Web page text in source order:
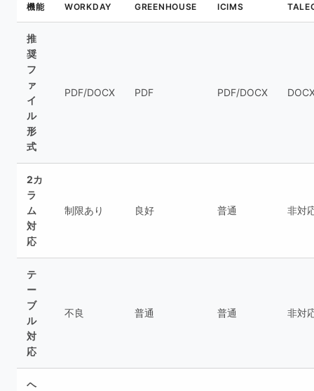
機能 WORKDAY GREENHOUSE ICIMS
推
奨
フ
ァ
イ
ル
形
式
PDF/DOCX PDF PDF/DOCX
2カ
ラ
ム
対
応
制限あり 良好 普通 非対
テ
ー
ブ
ル
対
応
不良 普通 普通 非対
ヘ